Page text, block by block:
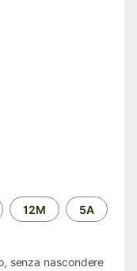
12M 5A
senza nascondere